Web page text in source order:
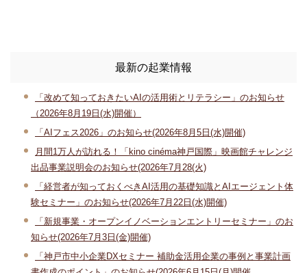
最新の起業情報
「改めて知っておきたいAIの活用術とリテラシー」のお知らせ
（2026年8月19日(水)開催）
「AIフェス2026」のお知らせ(2026年8月5日(水)開催)
月間1万人が訪れる！「kino cinéma神戸国際」映画館チャレンジ
出品事業説明会のお知らせ(2026年7月28(火)
「経営者が知っておくべきAI活用の基礎知識とAIエージェント体
験セミナー」のお知らせ(2026年7月22日(水)開催)
「新規事業・オープンイノベーションエントリーセミナー」のお
知らせ(2026年7月3日(金)開催)
「神戸市中小企業DXセミナー 補助金活用企業の事例と事業計画